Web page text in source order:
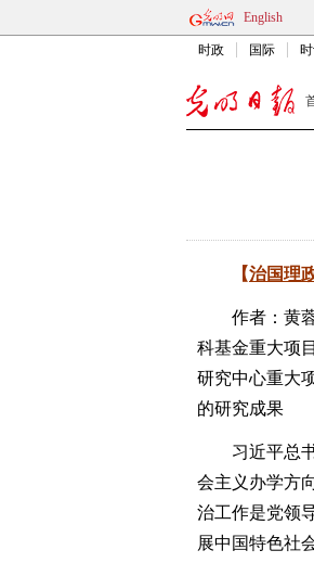
English
时政 国际
【治国理
作者：黄蓉
科基金重大项
研究中心重大
的研究成果
习近平总书
会主义办学方
治工作是党领
展中国特色社